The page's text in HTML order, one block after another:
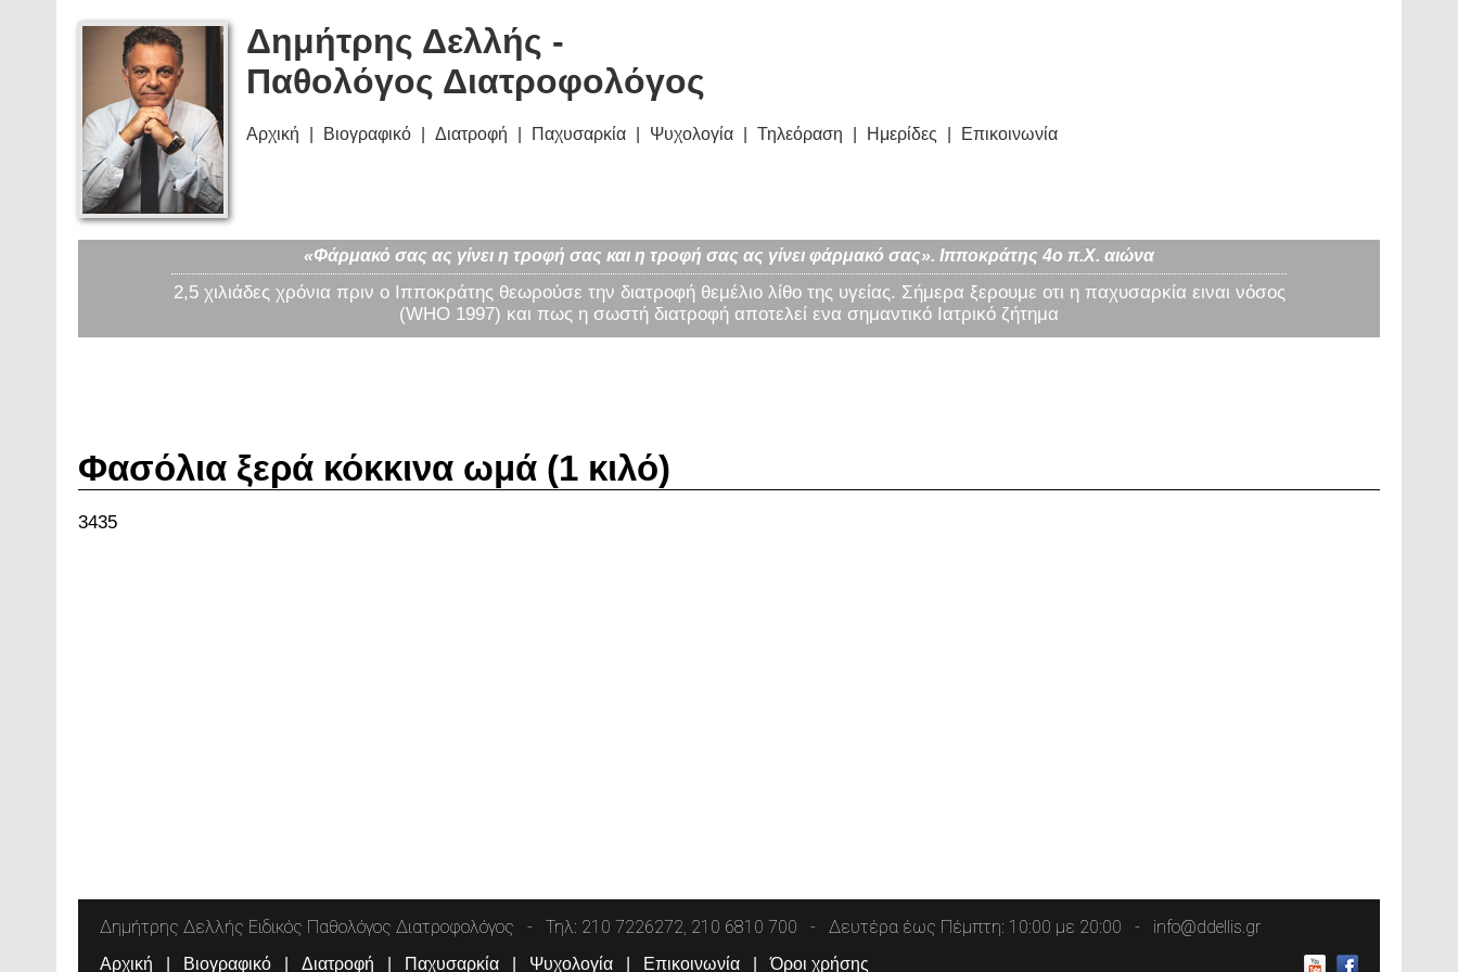
Δημήτρης Δελλής -
Παθολόγος Διατροφολόγος
Αρχική Βιογραφικό Διατροφή Παχυσαρκία Ψυχολογία Τηλεόραση Ημερίδες Επικοινωνία
«Φάρμακό σας ας γίνει η τροφή σας και η τροφή σας ας γίνει φάρμακό σας». Ιπποκράτης 4ο π.Χ. αιώνα
2,5 χιλιάδες χρόνια πριν ο Ιπποκράτης θεωρούσε την διατροφή θεμέλιο λίθο της υγείας. Σήμερα ξερουμε οτι η παχυσαρκία ειναι νόσος
(WHO 1997) και πως η σωστή διατροφή αποτελεί ενα σημαντικό Ιατρικό ζήτημα
Φασόλια ξερά κόκκινα ωμά (1 κιλό)
3435
Δημήτρης Δελλής Ειδικός Παθολόγος Διατροφολόγος Τηλ: 210 7226272, 210 6810 700 Δευτέρα έως Πέμπτη: 10:00 με 20:00 info@ddellis.gr
Αρχική Βιογραφικό Διατροφή Παχυσαρκία Ψυχολογία Επικοινωνία Όροι χρήσης